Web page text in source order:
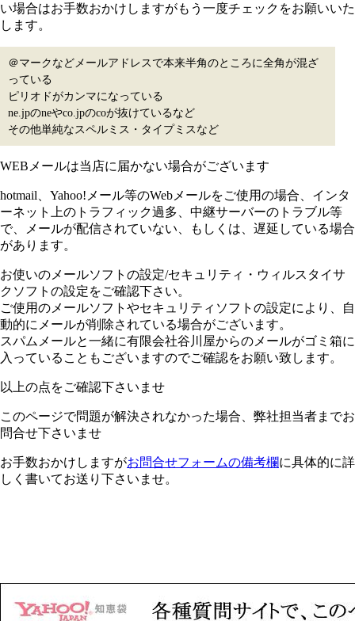
い場合はお手数おかけしますがもう一度チェックをお願いいた
します。
＠マークなどメールアドレスで本来半角のところに全角が混ざ
っている
ピリオドがカンマになっている
ne.jpのneやco.jpのcoが抜けているなど
その他単純なスペルミス・タイプミスなど
WEBメールは当店に届かない場合がございます
hotmail、Yahoo!メール等のWebメールをご使用の場合、インタ
ーネット上のトラフィック過多、中継サーバーのトラブル等
で、メールが配信されていない、もしくは、遅延している場合
があります。
お使いのメールソフトの設定/セキュリティ・ウィルスタイサ
クソフトの設定をご確認下さい。
ご使用のメールソフトやセキュリティソフトの設定により、自
動的にメールが削除されている場合がございます。
スパムメールと一緒に有限会社谷川屋からのメールがゴミ箱に
入っていることもございますのでご確認をお願い致します。
以上の点をご確認下さいませ
このページで問題が解決されなかった場合、弊社担当者までお
問合せ下さいませ
お手数おかけしますがお問合せフォームの備考欄に具体的に詳
しく書いてお送り下さいませ。